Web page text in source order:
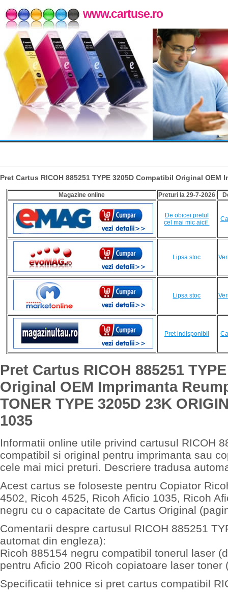
www.cartuse.ro
Pret Cartus RICOH 885251 TYPE 3205D Compatibil Original OEM
Magazine online Preturi la 29-7-2026
De obicei pretul
cel mai mic aici!
Lipsa stoc
Lipsa stoc
Pret indisponibil
Pret Cartus RICOH 885251
Original OEM Imprimanta
TONER TYPE 3205D 23K
1035
Informatii online utile privind cartusul RICOH
compatibil si original pentru imprimanta sau
cele mai mici preturi. Descriere tradusa
Acest cartus se foloseste pentru Copiator
4502, Ricoh 4525, Ricoh Aficio 1035, Ricoh
negru cu o capacitate de Cartus Original
Comentarii despre cartusul RICOH 885251
automat din engleza):
Ricoh 885154 negru compatibil tonerul laser
pentru Aficio 200 Ricoh copiatoare laser toner
Specificatii tehnice si pret cartus compatibil